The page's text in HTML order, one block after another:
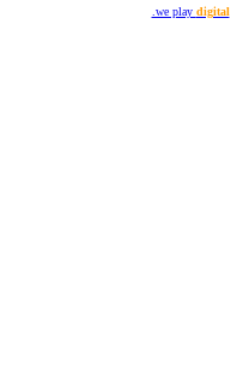
.we play digital